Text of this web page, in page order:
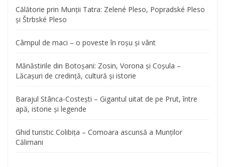
Călătorie prin Munții Tatra: Zelené Pleso, Popradské Pleso
și Štrbské Pleso
Câmpul de maci – o poveste în roșu și vânt
Mănăstirile din Botoșani: Zosin, Vorona și Coșula –
Lăcașuri de credință, cultură și istorie
Barajul Stânca-Costești – Gigantul uitat de pe Prut, între
apă, istorie și legende
Ghid turistic Colibița – Comoara ascunsă a Munților
Călimani